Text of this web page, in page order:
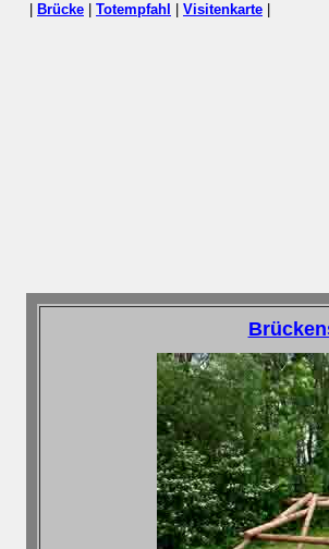
Brücke Totempfahl Visitenkarte